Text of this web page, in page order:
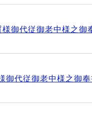
御代従御老中様之御
御代従御老中様之御